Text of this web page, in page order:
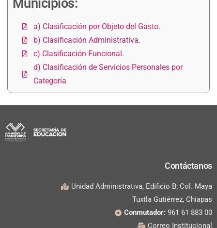
Municipios:
a) Clasificación por Objeto del Gasto.
b) Clasificación Administrativa.
c) Clasificación Funcional.
d) Clasificación de Servicios Personales por
Categoría
Contáctanos
Unidad Administrativa, Edificio B; Col. Maya
Tuxtla Gutiérrez, Chiapas
Conmutador: 961 61 883 00
Correo Institucional